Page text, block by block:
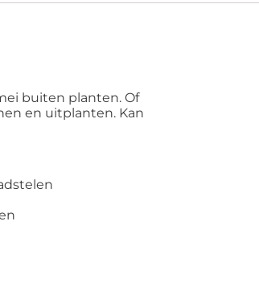
buiten planten. Of
en uitplanten. Kan